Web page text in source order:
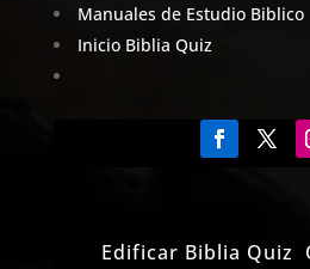
Manuales de Estudio Biblico
Inicio Biblia Quiz
Edificar Biblia Quiz